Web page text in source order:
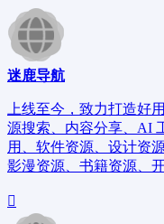
迷鹿导航
上线至今，致力打造好
源搜索、内容分享、AI
用、软件资源、设计资
影漫资源、书籍资源、